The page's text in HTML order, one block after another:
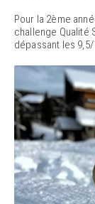
Pour la 2ème
challenge Qualité
dépassant les 9,5/